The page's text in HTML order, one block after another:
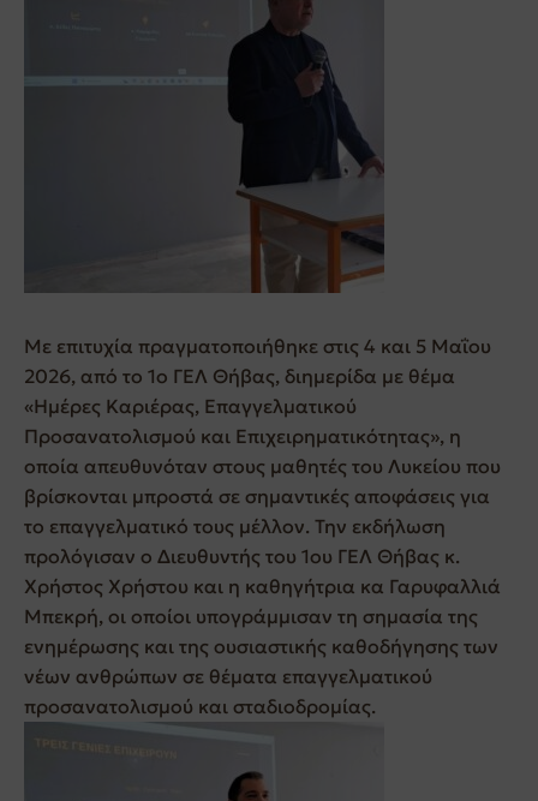
Με επιτυχία πραγματοποιήθηκε στις 4 και 5 Μαΐου
2026, από το 1ο ΓΕΛ Θήβας, διημερίδα με θέμα
«Ημέρες Καριέρας, Επαγγελματικού
Προσανατολισμού και Επιχειρηματικότητας», η
οποία απευθυνόταν στους μαθητές του Λυκείου που
βρίσκονται μπροστά σε σημαντικές αποφάσεις για
το επαγγελματικό τους μέλλον. Την εκδήλωση
προλόγισαν ο Διευθυντής του 1ου ΓΕΛ Θήβας κ.
Χρήστος Χρήστου και η καθηγήτρια κα Γαρυφαλλιά
Μπεκρή, οι οποίοι υπογράμμισαν τη σημασία της
ενημέρωσης και της ουσιαστικής καθοδήγησης των
νέων ανθρώπων σε θέματα επαγγελματικού
προσανατολισμού και σταδιοδρομίας.